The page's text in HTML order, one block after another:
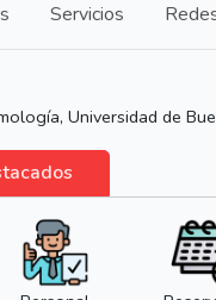
Servicios
Universidad de